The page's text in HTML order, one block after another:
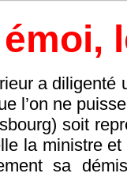
a diligenté
l’on ne
soit
la ministre
sa